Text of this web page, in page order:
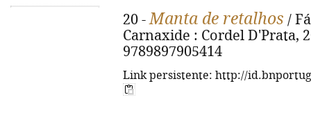
20 -Manta de retalhos /
Carnaxide : Cordel D'Prata,
9789897905414
Link persistente: http://